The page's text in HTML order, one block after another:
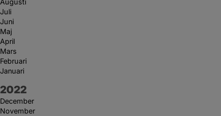
Augusti
Juli
Juni
Maj
April
Mars
Februari
Januari
År:
2022
December
November